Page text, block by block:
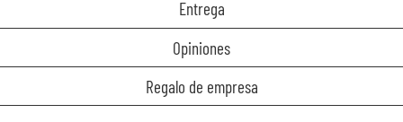
Entrega
Opiniones
Regalo de empresa